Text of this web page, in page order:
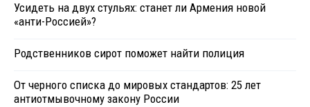
Усидеть на двух стульях: станет ли Армения новой
«анти-Россией»?
Родственников сирот поможет найти полиция
От черного списка до мировых стандартов: 25 лет
антиотмывочному закону России